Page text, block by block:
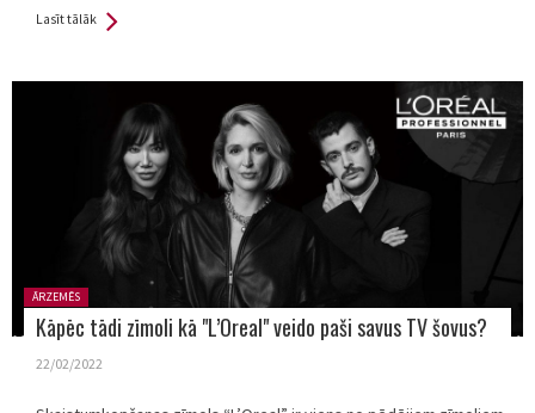
Lasīt tālāk
Posted
in:
ĀRZEMĒS
Kāpēc tādi zīmoli kā "L’Oreal" veido paši savus TV šovus?
22/02/2022